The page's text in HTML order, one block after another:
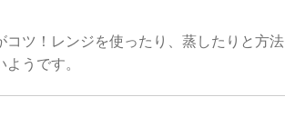
ツ！レンジを使ったり、蒸したりと方法
うです。